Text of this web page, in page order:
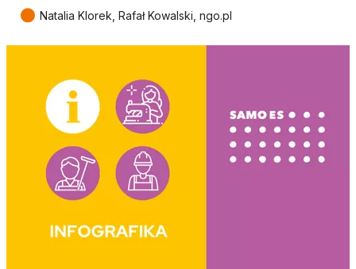
● Natalia Klorek, Rafał Kowalski, ngo.pl